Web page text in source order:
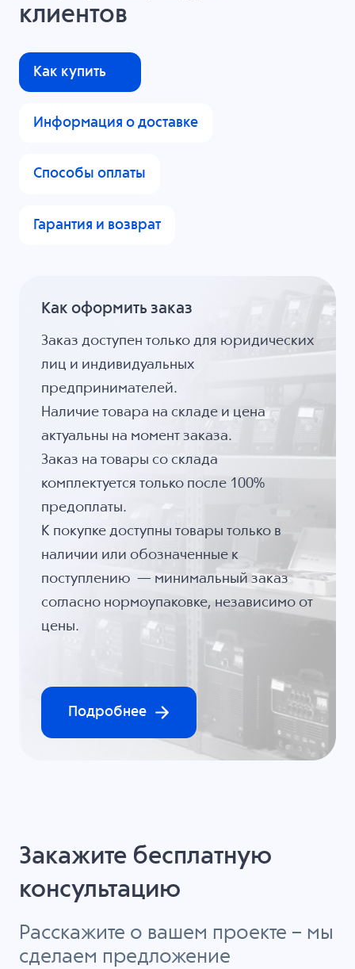
клиентов
Как купить
Информация о доставке
Способы оплаты
Гарантия и возврат
Как оформить заказ
Заказ доступен только для юридических
лиц и индивидуальных
предпринимателей.
Наличие товара на складе и цена
актуальны на момент заказа.
Заказ на товары со склада
комплектуется только после 100%
предоплаты.
К покупке доступны товары только в
наличии или обозначенные к
поступлению — минимальный заказ
согласно нормоупаковке, независимо от
цены.
Подробнее
Закажите бесплатную
консультацию
Расскажите о вашем проекте – мы
сделаем предложение